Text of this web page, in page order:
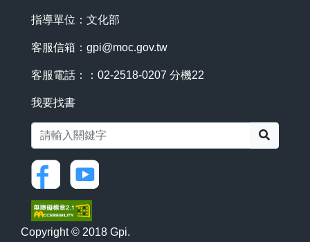
指導單位：文化部
客服信箱： gpi@moc.gov.tw
客服電話：：02-2518-0207 分機22
我要找書
Copyright © 2018 Gpi.